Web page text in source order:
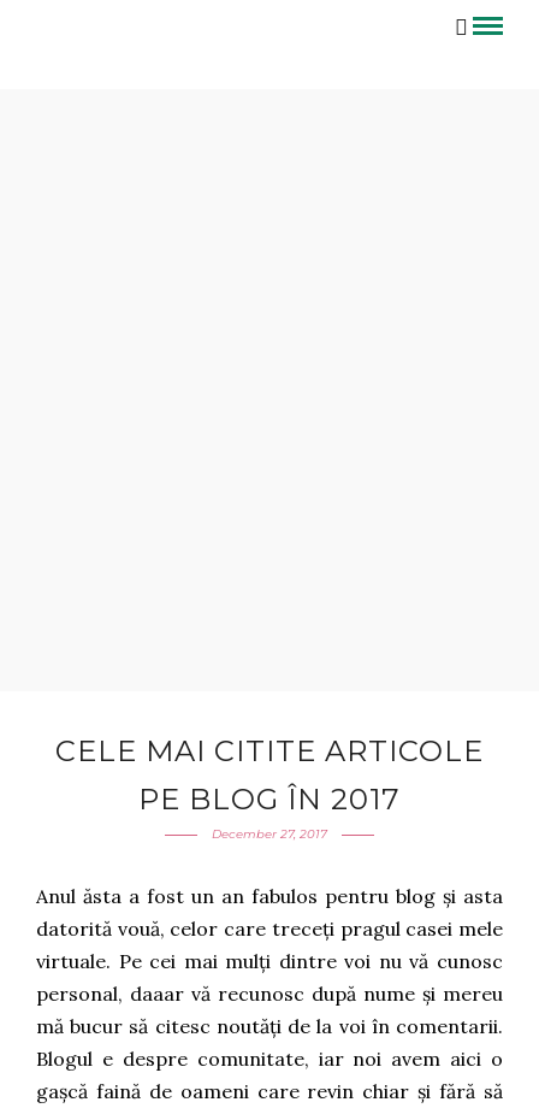
CELE MAI CITITE ARTICOLE
PE BLOG ÎN 2017
December 27, 2017
Anul ăsta a fost un an fabulos pentru blog și asta
datorită vouă, celor care treceți pragul casei mele
virtuale. Pe cei mai mulți dintre voi nu vă cunosc
personal, daaar vă recunosc după nume și mereu
mă bucur să citesc noutăți de la voi în comentarii.
Blogul e despre comunitate, iar noi avem aici o
gașcă faină de oameni care revin chiar și fără să